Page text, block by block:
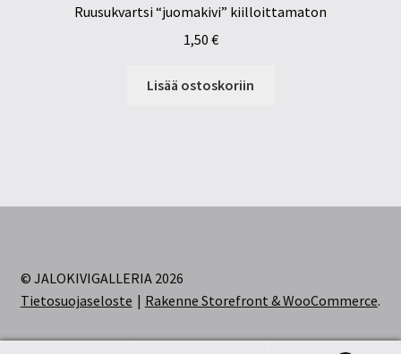
Ruusukvartsi “juomakivi” kiilloittamaton
1,50 €
Lisää ostoskoriin
© JALOKIVIGALLERIA 2026
Tietosuojaseloste
Rakenne Storefront & WooCommerce.